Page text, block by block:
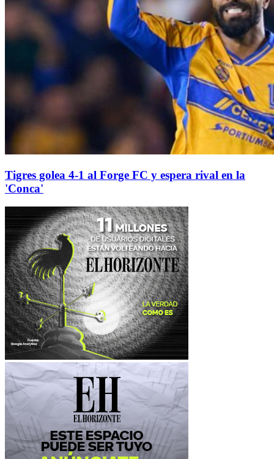
Tigres golea 4-1 al Forge FC y espera rival en la
'Conca'